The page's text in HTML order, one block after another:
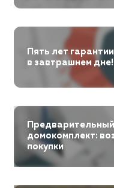
Пять лет
в завтрашнем дне!
домокомплект:
покупки